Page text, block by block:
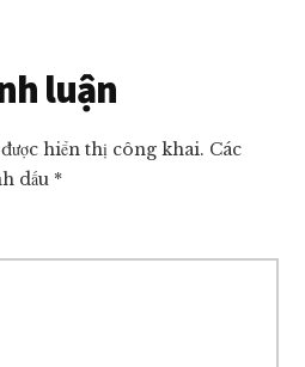
luận
hiển thị công khai. Các
dấu *